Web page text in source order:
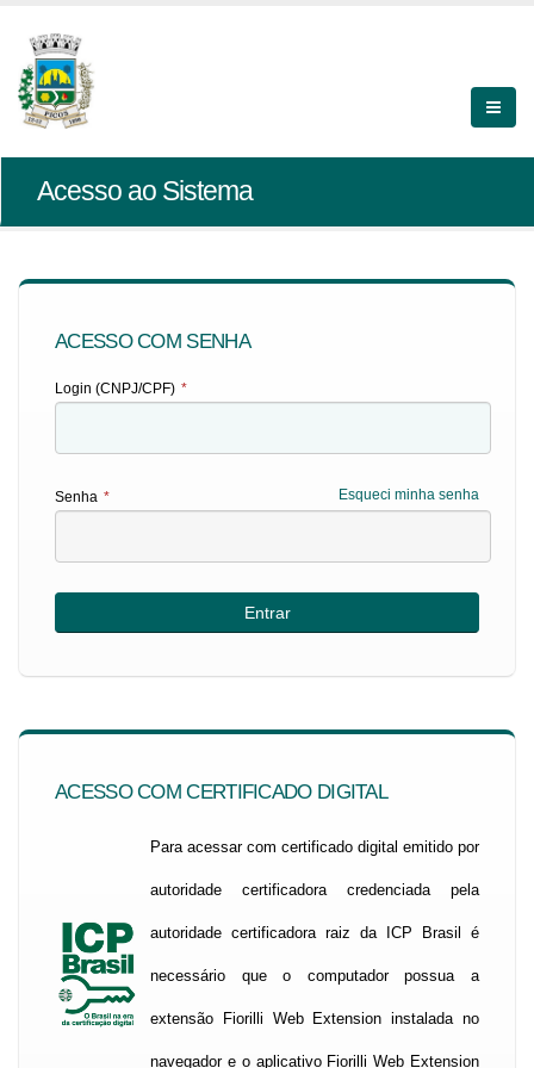
Acesso ao Sistema
ACESSO COM SENHA
Login (CNPJ/CPF) *
Esqueci minha senha
Senha *
ACESSO COM CERTIFICADO DIGITAL
Para acessar com certificado digital emitido por
autoridade certificadora credenciada pela
autoridade certificadora raiz da ICP Brasil é
necessário que o computador possua a
extensão Fiorilli Web Extension instalada no
navegador e o aplicativo Fiorilli Web Extension